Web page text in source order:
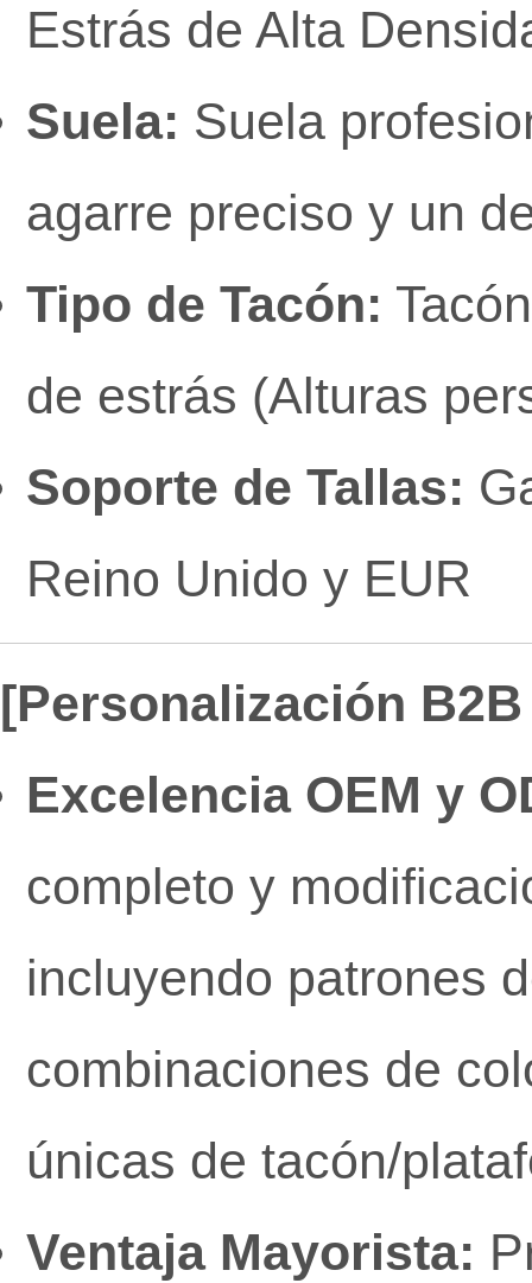
Estrás de Alta
Suela: Suela
agarre preciso y un
Tipo de Tacón:
de estrás (Alturas
Soporte de Tallas:
Reino Unido y EUR
[Personalización
Excelencia OEM y
completo y
incluyendo patrones
combinaciones de
únicas de tacón/
Ventaja Mayorista: